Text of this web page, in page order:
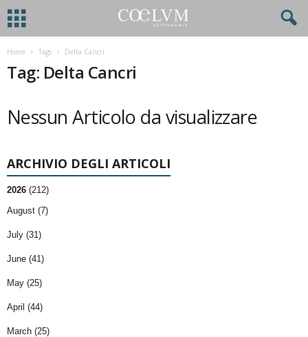
Home Tags Delta Cancri
Tag: Delta Cancri
Nessun Articolo da visualizzare
ARCHIVIO DEGLI ARTICOLI
2026 (212)
August (7)
July (31)
June (41)
May (25)
April (44)
March (25)